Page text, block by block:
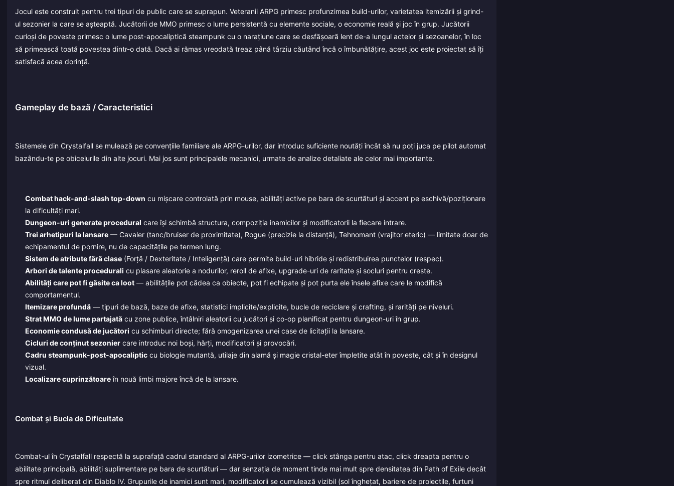
Jocul este construit pentru trei tipuri de public care se suprapun. Veteranii ARPG primesc profunzimea build-urilor, varietatea itemizării și grind-
ul sezonier la care se așteaptă. Jucătorii de MMO primesc o lume persistentă cu elemente sociale, o economie reală și joc în grup. Jucătorii
curioși de poveste primesc o lume post-apocaliptică steampunk cu o narațiune care se desfășoară lent de-a lungul actelor și sezoanelor, în loc
să primească toată povestea dintr-o dată. Dacă ai rămas vreodată treaz până târziu căutând încă o îmbunătățire, acest joc este proiectat să îți
satisfacă acea dorință.
Gameplay de bază / Caracteristici
Sistemele din Crystalfall se mulează pe convențiile familiare ale ARPG-urilor, dar introduc suficiente noutăți încât să nu poți juca pe pilot automat
bazându-te pe obiceiurile din alte jocuri. Mai jos sunt principalele mecanici, urmate de analize detaliate ale celor mai importante.
Combat hack-and-slash top-down cu mișcare controlată prin mouse, abilități active pe bara de scurtături și accent pe eschivă/poziționare
la dificultăți mari.
Dungeon-uri generate procedural care își schimbă structura, compoziția inamicilor și modificatorii la fiecare intrare.
Trei arhetipuri la lansare— Cavaler (tanc/bruiser de proximitate), Rogue (precizie la distanță), Tehnomant (vrajitor eteric) — limitate doar de
echipamentul de pornire, nu de capacitățile pe termen lung.
Sistem de atribute fără clase(Forță / Dexteritate / Inteligență) care permite build-uri hibride și redistribuirea punctelor (respec).
Arbori de talente procedurali cu plasare aleatorie a nodurilor, reroll de afixe, upgrade-uri de raritate și socluri pentru creste.
Abilități care pot fi găsite ca loot— abilitățile pot cădea ca obiecte, pot fi echipate și pot purta ele însele afixe care le modifică
comportamentul.
Itemizare profundă— tipuri de bază, baze de afixe, statistici implicite/explicite, bucle de reciclare și crafting, și rarități pe niveluri.
Strat MMO de lume partajatăcu zone publice, întâlniri aleatorii cu jucători și co-op planificat pentru dungeon-uri în grup.
Economie condusă de jucători cu schimburi directe; fără omogenizarea unei case de licitații la lansare.
Cicluri de conținut sezoniercare introduc noi boși, hărți, modificatori și provocări.
Cadru steampunk-post-apocalipticcu biologie mutantă, utilaje din alamă și magie cristal-eter împletite atât în poveste, cât și în designul
vizual.
Localizare cuprinzătoareîn nouă limbi majore încă de la lansare.
Combat și Bucla de Dificultate
Combat-ul în Crystalfall respectă la suprafață cadrul standard al ARPG-urilor izometrice — click stânga pentru atac, click dreapta pentru o
abilitate principală, abilități suplimentare pe bara de scurtături — dar senzația de moment tinde mai mult spre densitatea din Path of Exile decât
spre ritmul deliberat din Diablo IV. Grupurile de inamici sunt mari, modificatorii se cumulează vizibil (sol înghețat, bariere de proiectile, furtuni